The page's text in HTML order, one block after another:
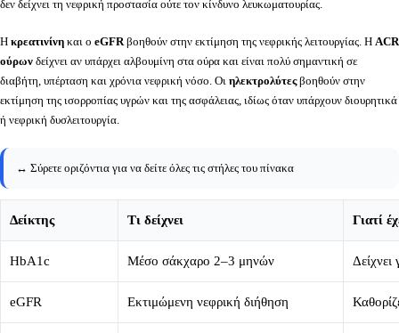
δεν δείχνει τη νεφρική προστασία ούτε τον κίνδυνο λευκωματουρίας.
Η κρεατινίνη και ο eGFRβοηθούν στην εκτίμηση της νεφρικής λειτουργίας. Η ACR
ούρων δείχνει αν υπάρχει αλβουμίνη στα ούρα και είναι πολύ σημαντική σε
διαβήτη, υπέρταση και χρόνια νεφρική νόσο. Οι ηλεκτρολύτεςβοηθούν στην
εκτίμηση της ισορροπίας υγρών και της ασφάλειας, ιδίως όταν υπάρχουν διουρητικά
ή νεφρική δυσλειτουργία.
↔️ Σύρετε οριζόντια για να δείτε όλες τις στήλες του πίνακα
Δείκτης Τι δείχνει Γιατί
HbA1c Μέσο σάκχαρο 2–3 μηνών Δείχνει
eGFR Εκτιμώμενη νεφρική διήθηση